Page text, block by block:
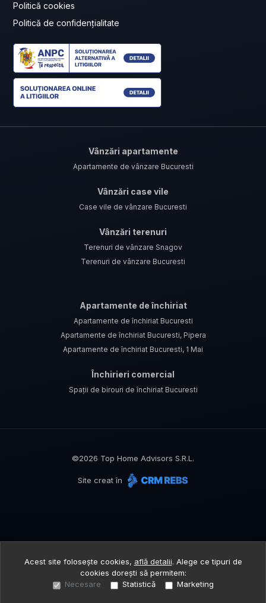
Politică cookies
Politică de confidențialitate
Vânzări apartamente
Apartamente de vânzare Bucuresti
Vânzări case vile
Case vile de vânzare Bucuresti
Vânzări terenuri
Terenuri de vânzare Snagov
Terenuri de vânzare Bucuresti
Apartamente de închiriat
Apartamente de închiriat Bucuresti
Apartamente de închiriat Bucuresti, Pipera
Apartamente de închiriat Bucuresti, 1 Mai
Închirieri comercial
Spații de birouri de închiriat Bucuresti
©2026 Top Home Advisors S.R.L.
Site creat în
Acest site folosește cookies, află detalii. Alege ce tipuri de
cookies dorești să permitem:
Necesare
Statistică Marketing